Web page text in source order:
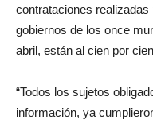
contrataciones
gobiernos de los once
abril, están al cien por
“Todos los sujetos
información, ya